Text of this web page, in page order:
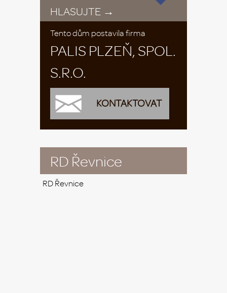
HLASUJTE →
Tento dům postavila firma
PALIS PLZEŇ, SPOL.
S.R.O.
KONTAKTOVAT
RD Řevnice
RD Řevnice